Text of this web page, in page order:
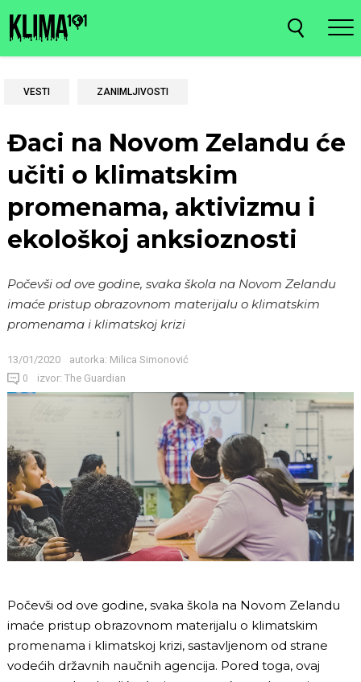
VESTI ZANIMLJIVOSTI
Đaci na Novom Zelandu će
učiti o klimatskim
promenama, aktivizmu i
ekološkoj anksioznosti
Počevši od ove godine, svaka škola na Novom Zelandu
imaće pristup obrazovnom materijalu o klimatskim
promenama i klimatskoj krizi
13/01/2020 autorka: Milica Simonović
0 izvor: The Guardian
Počevši od ove godine, svaka škola na Novom Zelandu
imaće pristup obrazovnom materijalu o klimatskim
promenama i klimatskoj krizi, sastavljenom od strane
vodećih državnih naučnih agencija. Pored toga, ovaj